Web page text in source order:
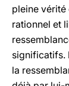
pleine
rationnel et
significatifs.
la